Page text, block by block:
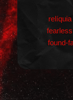
found-